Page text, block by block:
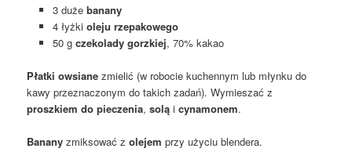
3 duże banany
4 łyżkioleju rzepakowego
50 gczekolady gorzkiej, 70% kakao
Płatki owsiane zmielić (w robocie kuchennym lub młynku do
kawy przeznaczonym do takich zadań). Wymieszać z
proszkiem do pieczenia,solą icynamonem.
Banany zmiksować zolejem przy użyciu blendera.